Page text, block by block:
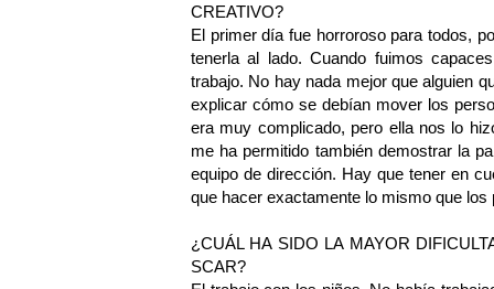
CREATIVO?
El primer día fue horroroso para todos,
tenerla al lado. Cuando fuimos
trabajo. No hay nada mejor que alguien
explicar cómo se debían mover los
era muy complicado, pero ella nos lo
me ha permitido también demostrar la
equipo de dirección. Hay que tener en
que hacer exactamente lo mismo que los
¿CUÁL HA SIDO LA MAYOR
SCAR?